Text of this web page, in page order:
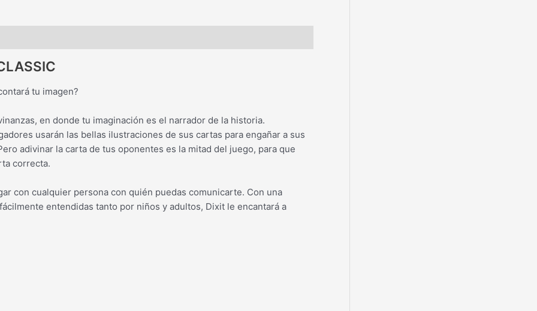
tu imagen?
en donde tu imaginación es el narrador de la historia.
usarán las bellas ilustraciones de sus cartas para engañar a sus
adivinar la carta de tus oponentes es la mitad del juego, para que
correcta.
con cualquier persona con quién puedas comunicarte. Con una
entendidas tanto por niños y adultos, Dixit le encantará a